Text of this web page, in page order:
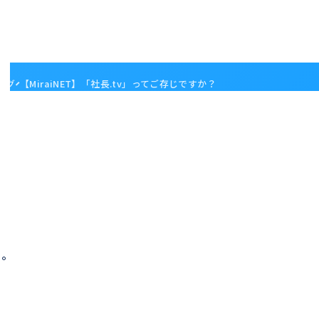
グ 【MiraiNET】「社長.tv」ってご存じですか？